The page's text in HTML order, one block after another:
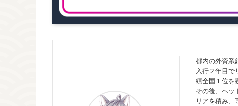
都内の外資系
入行２年目で
績全国１位を
その後、ヘッ
リアを積み、